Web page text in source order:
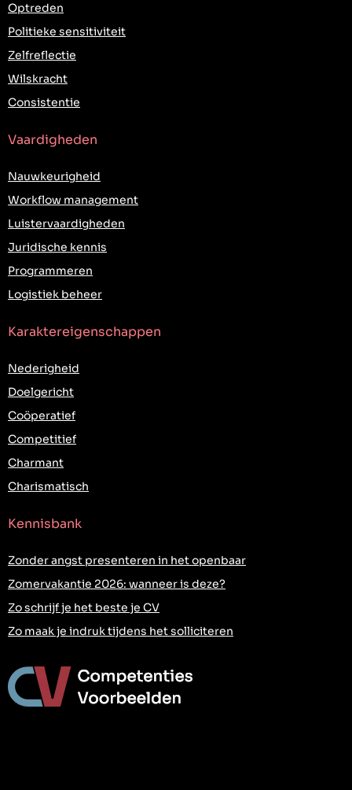
Optreden
Politieke sensitiviteit
Zelfreflectie
Wilskracht
Consistentie
Vaardigheden
Nauwkeurigheid
Workflow management
Luistervaardigheden
Juridische kennis
Programmeren
Logistiek beheer
Karaktereigenschappen
Nederigheid
Doelgericht
Coöperatief
Competitief
Charmant
Charismatisch
Kennisbank
Zonder angst presenteren in het openbaar
Zomervakantie 2026: wanneer is deze?
Zo schrijf je het beste je CV
Zo maak je indruk tijdens het solliciteren